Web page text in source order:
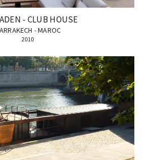
- CLUB HOUSE
- MAROC
2010